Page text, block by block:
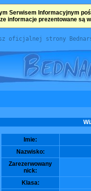
Serwisem Informacyjnym
informacje prezentowane są
oficjalnej strony
Imie:
Nazwisko:
Zarezerwowany
nick:
Klasa: